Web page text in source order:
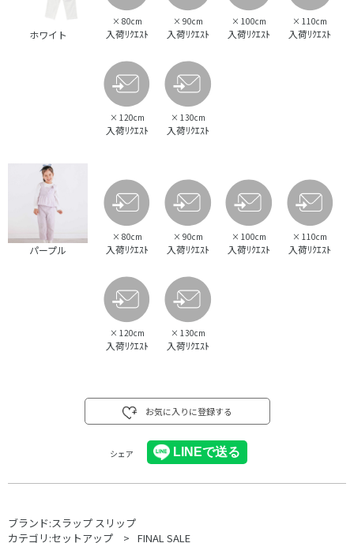
ホワイト
× 80cm
入荷ﾘｸｴｽﾄ
× 90cm
入荷ﾘｸｴｽﾄ
× 100cm
入荷ﾘｸｴｽﾄ
× 110cm
入荷ﾘｸｴｽﾄ
× 120cm
入荷ﾘｸｴｽﾄ
× 130cm
入荷ﾘｸｴｽﾄ
パープル
× 80cm
入荷ﾘｸｴｽﾄ
× 90cm
入荷ﾘｸｴｽﾄ
× 100cm
入荷ﾘｸｴｽﾄ
× 110cm
入荷ﾘｸｴｽﾄ
× 120cm
入荷ﾘｸｴｽﾄ
× 130cm
入荷ﾘｸｴｽﾄ
お気に入りに登録する
シェア
ブランド:スラップ スリップ
カテゴリ:セットアップ FINAL SALE